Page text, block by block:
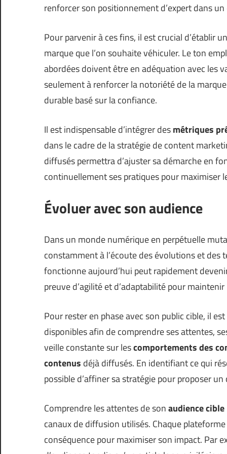
renforcer son positionnement d’expert dans
Pour parvenir à ces fins, il est crucial d’établir
marque que l’on souhaite véhiculer. Le ton
abordées doivent être en adéquation avec les
seulement à renforcer la notoriété de la
durable basé sur la confiance.
Il est indispensable d’intégrer desmétriques
dans le cadre de la stratégie de content
diffusés permettra d’ajuster sa démarche en
continuellement ses pratiques pour maximiser
Évoluer avec son audience
Dans un monde numérique en perpétuelle
constamment à l’écoute des évolutions et des
fonctionne aujourd’hui peut rapidement
preuve d’agilité et d’adaptabilité pour
Pour rester en phase avec son public cible, il
disponibles afin de comprendre ses attentes,
veille constante sur lescomportements des
contenus déjà diffusés. En identifiant ce qui
possible d’affiner sa stratégie pour proposer
Comprendre les attentes de sonaudience cible
canaux de diffusion utilisés. Chaque
conséquence pour maximiser son impact. Par